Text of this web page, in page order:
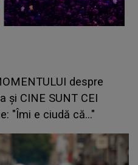
despre
și CINE SUNT CEI
"Îmi e ciudă că..."